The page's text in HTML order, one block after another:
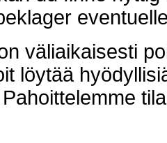
väliaikaisesti
löytää